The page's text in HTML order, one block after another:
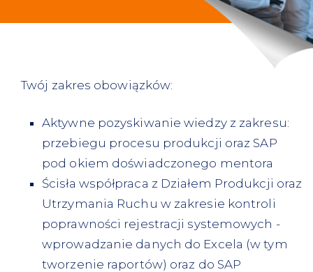
Twój zakres obowiązków:
Aktywne pozyskiwanie wiedzy z zakresu:
przebiegu procesu produkcji oraz SAP
pod okiem doświadczonego mentora
Ścisła współpraca z Działem Produkcji oraz
Utrzymania Ruchu w zakresie kontroli
poprawności rejestracji systemowych -
wprowadzanie danych do Excela (w tym
tworzenie raportów) oraz do SAP